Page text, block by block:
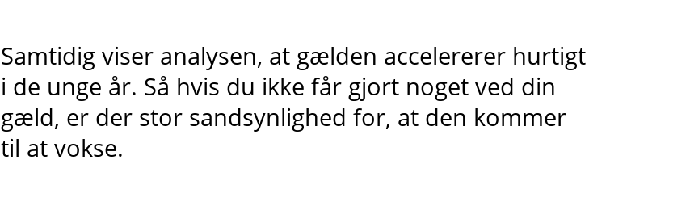
Samtidig viser analysen, at gælden accelererer hurtigt
i de unge år. Så hvis du ikke får gjort noget ved din
gæld, er der stor sandsynlighed for, at den kommer
til at vokse.